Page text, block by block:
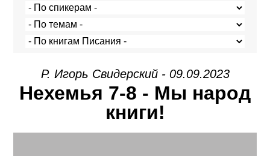
Р. Игорь Свидерский - 09.09.2023
Нехемья 7-8 - Мы народ
книги!